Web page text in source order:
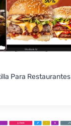
Para Restaurantes